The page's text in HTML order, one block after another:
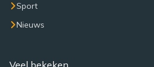
Sport
Nieuws
Veel bekeken